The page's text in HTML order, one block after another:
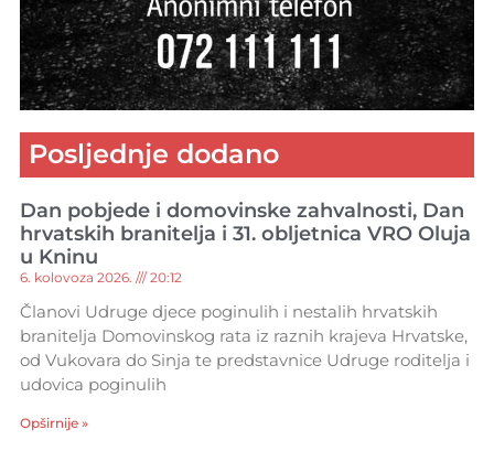
Posljednje dodano
Dan pobjede i domovinske zahvalnosti, Dan
hrvatskih branitelja i 31. obljetnica VRO Oluja
u Kninu
6. kolovoza 2026. 20:12
Članovi Udruge djece poginulih i nestalih hrvatskih
branitelja Domovinskog rata iz raznih krajeva Hrvatske,
od Vukovara do Sinja te predstavnice Udruge roditelja i
udovica poginulih
Opširnije »